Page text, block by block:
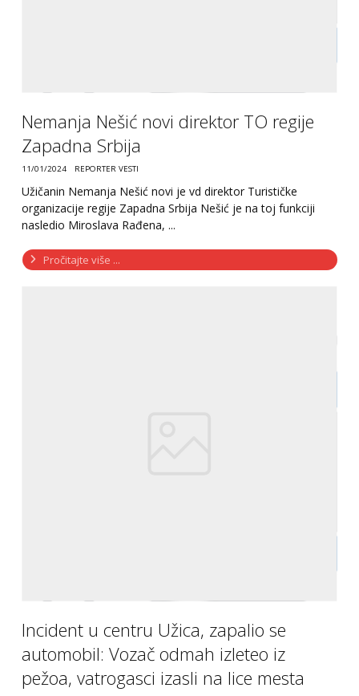
Nemanja Nešić novi direktor TO regije
Zapadna Srbija
11/01/2024 REPORTER VESTI
Užičanin Nemanja Nešić novi je vd direktor Turističke
organizacije regije Zapadna Srbija Nešić je na toj funkciji
nasledio Miroslava Rađena, ...
Pročitajte više ...
Incident u centru Užica, zapalio se
automobil: Vozač odmah izleteo iz
pežoa, vatrogasci izasli na lice mesta